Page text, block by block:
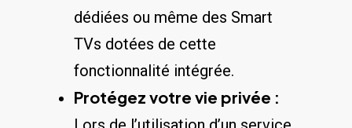
dédiées⁤ ou ‍même des Smart
TVs dotées de cette
fonctionnalité intégrée.
Protégez votre vie ⁤privée :